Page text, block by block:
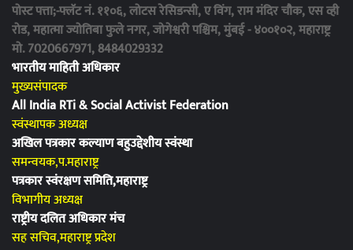
पोस्ट पत्ता;-फ्लॅट नं. ११०६, लोटस रेसिडन्सी, ए विंग, राम मंदिर चौक, एस व्ही
रोड, महात्मा ज्योतिबा फुले नगर, जोगेश्वरी पश्चिम, मुंबई - ४००१०२, महाराष्ट्र
मो. 7020667971, 8484029332
भारतीय माहिती अधिकार
मुख्यसंपादक
All India RTi & Social Activist Federation
स्वंस्थापक अध्यक्ष
अखिल पत्रकार कल्याण बहुउद्देशीय स्वंस्था
समन्वयक,प.महाराष्ट्र
पत्रकार स्वंरक्षण समिति,महाराष्ट्र
विभागीय अध्यक्ष
राष्ट्रीय दलित अधिकार मंच
सह सचिव,महाराष्ट्र प्रदेश